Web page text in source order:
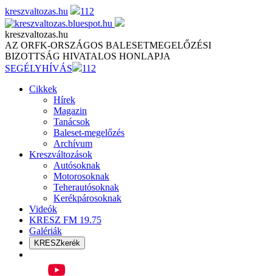
Skip
to
content
kreszvaltozas.hu 112
kreszvaltozas.hu
AZ ORFK-ORSZÁGOS BALESETMEGELŐZÉSI
BIZOTTSÁG HIVATALOS HONLAPJA
SEGÉLYHÍVÁS
112
Cikkek
Hírek
Magazin
Tanácsok
Baleset-megelőzés
Archívum
Kreszváltozások
Autósoknak
Motorosoknak
Teherautósoknak
Kerékpárosoknak
Videók
KRESZ FM 19.75
Galériák
KRESZkerék